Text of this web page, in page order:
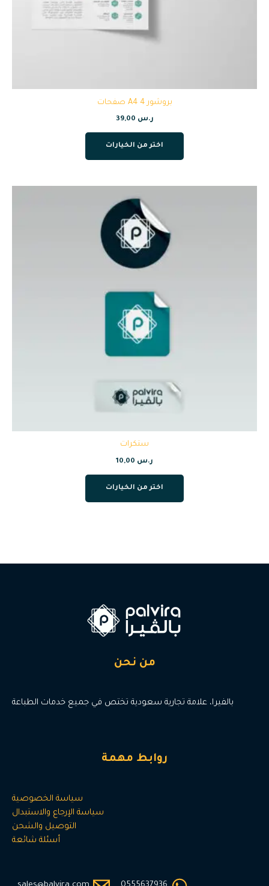
بروشور A4 4 صفحات
ر.س
اختر من الخيارات
ستكرات
ر.س
اختر من الخيارات
من نحن
بالفيرا، علامة تجارية سعودية تختص في جميع خدمات الطباعة
روابط مهمة
سياسة الخصوصية
سياسة الإرجاع والاستبدال
التوصيل والشحن
أسئلة شائعة